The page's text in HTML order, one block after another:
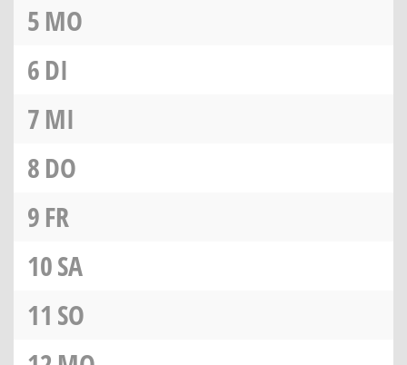
5MO
6DI
7MI
8DO
9FR
10SA
11 SO